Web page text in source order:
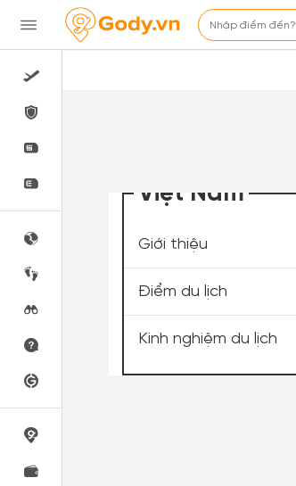
Nhập điểm đến?
Việt Nam
Giới thiệu
Điểm du lịch
Kinh nghiệm du lịch